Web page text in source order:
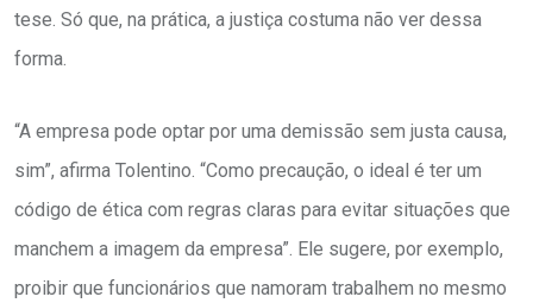
tese. Só que, na prática, a justiça costuma não ver dessa
forma.
“A empresa pode optar por uma demissão sem justa causa,
sim”, afirma Tolentino. “Como precaução, o ideal é ter um
código de ética com regras claras para evitar situações que
manchem a imagem da empresa”. Ele sugere, por exemplo,
proibir que funcionários que namoram trabalhem no mesmo